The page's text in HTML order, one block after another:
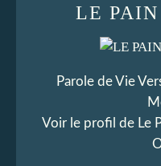
LE
Parole de Vie
Voir le profil de Le